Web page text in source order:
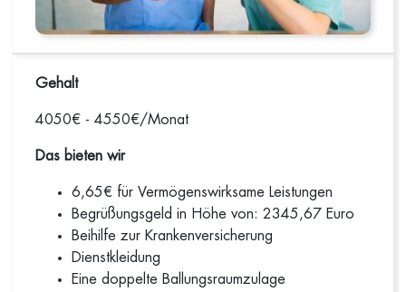
Gehalt
4050€ - 4550€/Monat
Das bieten wir
6,65€ für Vermögenswirksame Leistungen
Begrüßungsgeld in Höhe von: 2345,67 Euro
Beihilfe zur Krankenversicherung
Dienstkleidung
Eine doppelte Ballungsraumzulage